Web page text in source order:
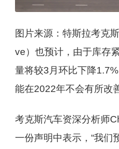
图片来源：特斯拉考克
ve）也预计，由于库存
量将较3月环比下降
能在2022年不会有所改
考克斯汽车资深分析师
一份声明中表示，“我们